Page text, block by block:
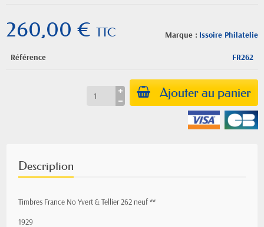
Marque : Issoire Philatelie
260,00 € TTC
Référence FR262
Ajouter au panier
Description
Timbres France No Yvert & Tellier 262 neuf **
1929